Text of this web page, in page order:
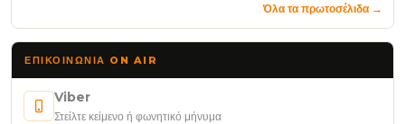
Όλα τα πρωτοσέλιδα →
ΕΠΙΚΟΙΝΩΝΊΑ ON AIR
Viber
Στείλτε κείμενο ή φωνητικό μήνυμα